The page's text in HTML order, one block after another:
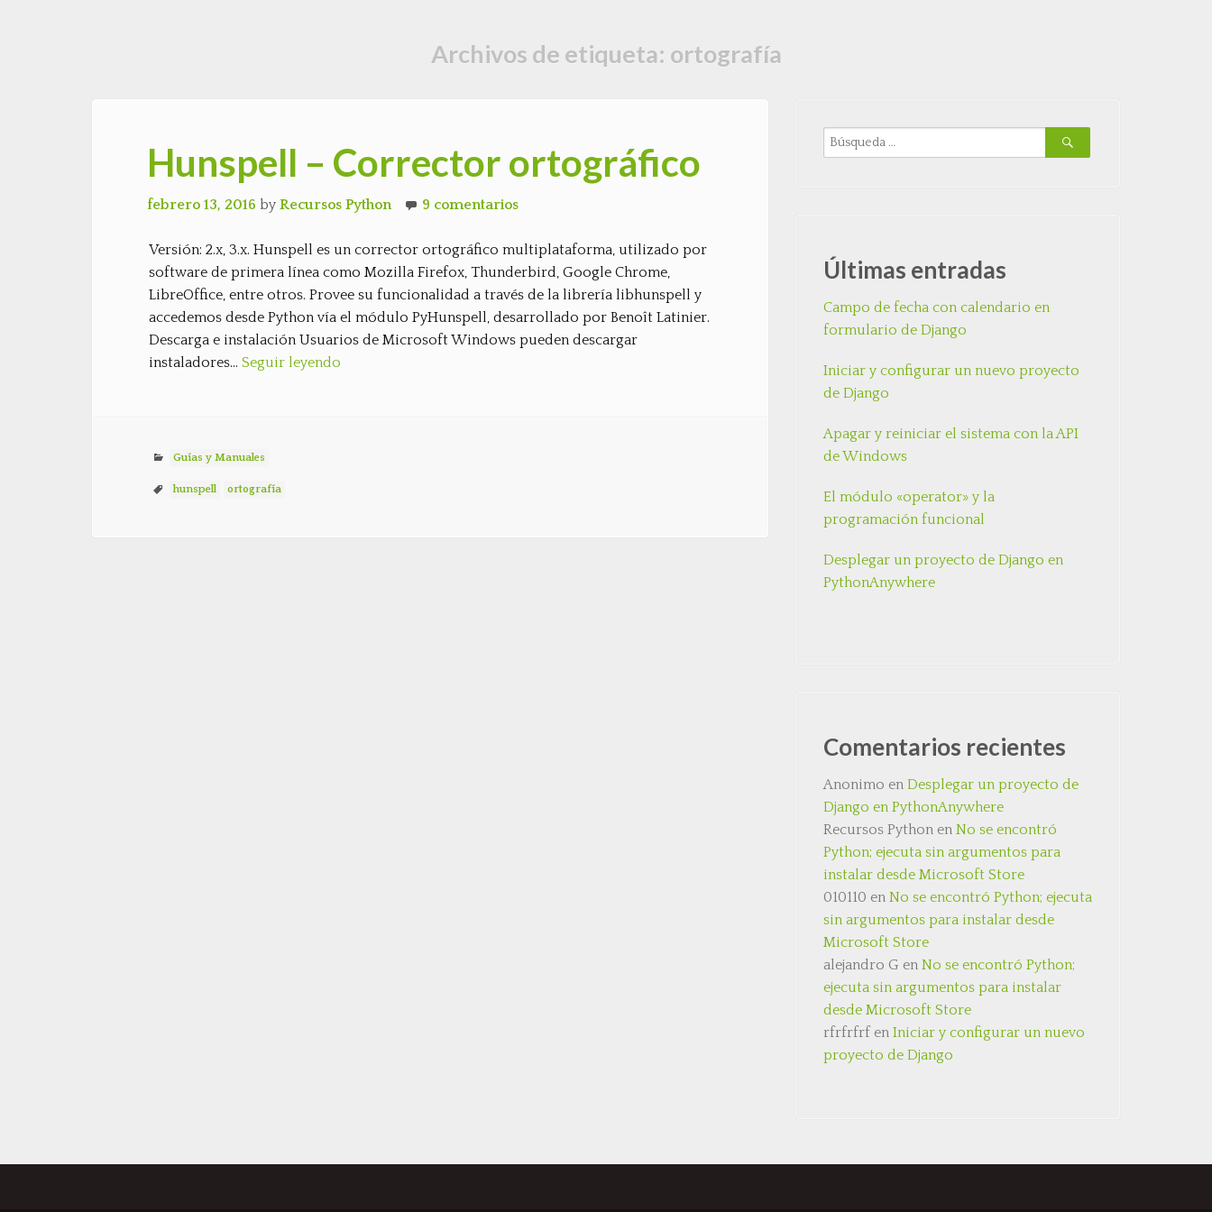
Archivos de etiqueta: ortografía
Hunspell – Corrector ortográfico
febrero 13, 2016 by Recursos Python 9 comentarios
Versión: 2.x, 3.x. Hunspell es un corrector ortográfico multiplataforma, utilizado por
software de primera línea como Mozilla Firefox, Thunderbird, Google Chrome,
LibreOffice, entre otros. Provee su funcionalidad a través de la librería libhunspell y
accedemos desde Python vía el módulo PyHunspell, desarrollado por Benoît Latinier.
Descarga e instalación Usuarios de Microsoft Windows pueden descargar
instaladores… Seguir leyendo
Guías y Manuales
hunspell ortografía
Últimas entradas
Campo de fecha con calendario en
formulario de Django
Iniciar y configurar un nuevo proyecto
de Django
Apagar y reiniciar el sistema con la API
de Windows
El módulo «operator» y la
programación funcional
Desplegar un proyecto de Django en
PythonAnywhere
Comentarios recientes
Anonimo enDesplegar un proyecto de
Django en PythonAnywhere
Recursos Python enNo se encontró
Python; ejecuta sin argumentos para
instalar desde Microsoft Store
010110 enNo se encontró Python; ejecuta
sin argumentos para instalar desde
Microsoft Store
alejandro G enNo se encontró Python;
ejecuta sin argumentos para instalar
desde Microsoft Store
rfrfrfrf enIniciar y configurar un nuevo
proyecto de Django